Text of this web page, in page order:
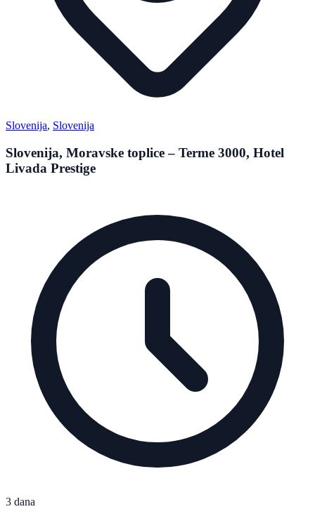
Slovenija, Slovenija
Slovenija, Moravske toplice – Terme 3000, Hotel
Livada Prestige
3 dana